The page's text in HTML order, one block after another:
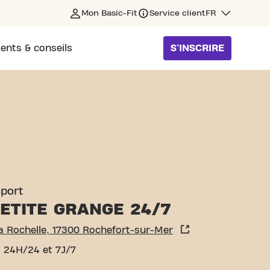
Mon Basic-Fit Service client FR
& conseils S'INSCRIRE
SUR-MER
GRANGE 24/7
Rochelle, 17300 Rochefort-sur-Mer
24H/24 et 7J/7